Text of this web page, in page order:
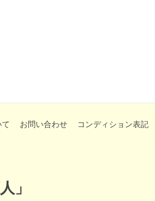
お問い合わせ コンディション表記
」